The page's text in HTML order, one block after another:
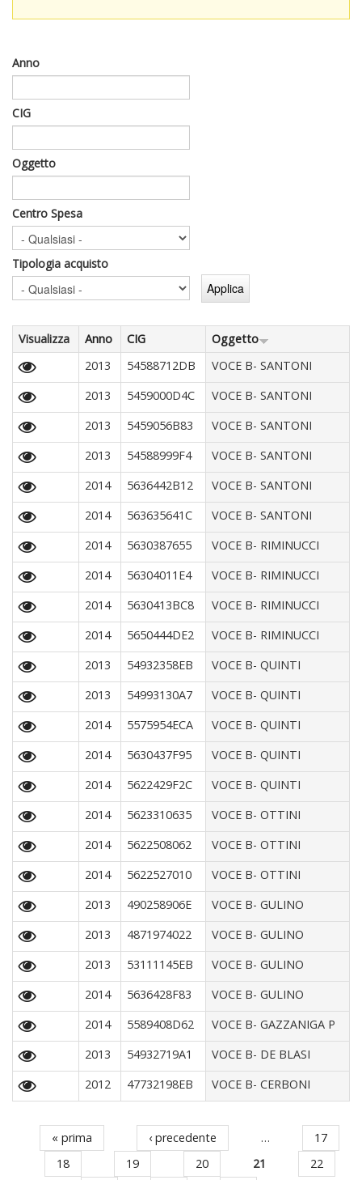
Anno
CIG
Oggetto
Centro Spesa
Tipologia acquisto
Visualizza Anno CIG
Oggetto
2013
54588712DB
VOCE B- SANTONI
2013
5459000D4C
VOCE B- SANTONI
2013
5459056B83
VOCE B- SANTONI
2013
54588999F4
VOCE B- SANTONI
2014
5636442B12
VOCE B- SANTONI
2014
563635641C
VOCE B- SANTONI
2014
5630387655
VOCE B- RIMINUCCI
2014
56304011E4
VOCE B- RIMINUCCI
2014
5630413BC8
VOCE B- RIMINUCCI
2014
5650444DE2
VOCE B- RIMINUCCI
2013
54932358EB
VOCE B- QUINTI
2013
54993130A7
VOCE B- QUINTI
2014
5575954ECA
VOCE B- QUINTI
2014
5630437F95
VOCE B- QUINTI
2014
5622429F2C
VOCE B- QUINTI
2014
5623310635
VOCE B- OTTINI
2014
5622508062
VOCE B- OTTINI
2014
5622527010
VOCE B- OTTINI
2013
490258906E
VOCE B- GULINO
2013
4871974022
VOCE B- GULINO
2013
53111145EB
VOCE B- GULINO
2014
5636428F83
VOCE B- GULINO
2014
5589408D62
VOCE B- GAZZANIGA P
2013
54932719A1
VOCE B- DE BLASI
2012
47732198EB VOCE B- CERBONI
Pagine
« prima ‹ precedente …
17
18
19 20 21 22